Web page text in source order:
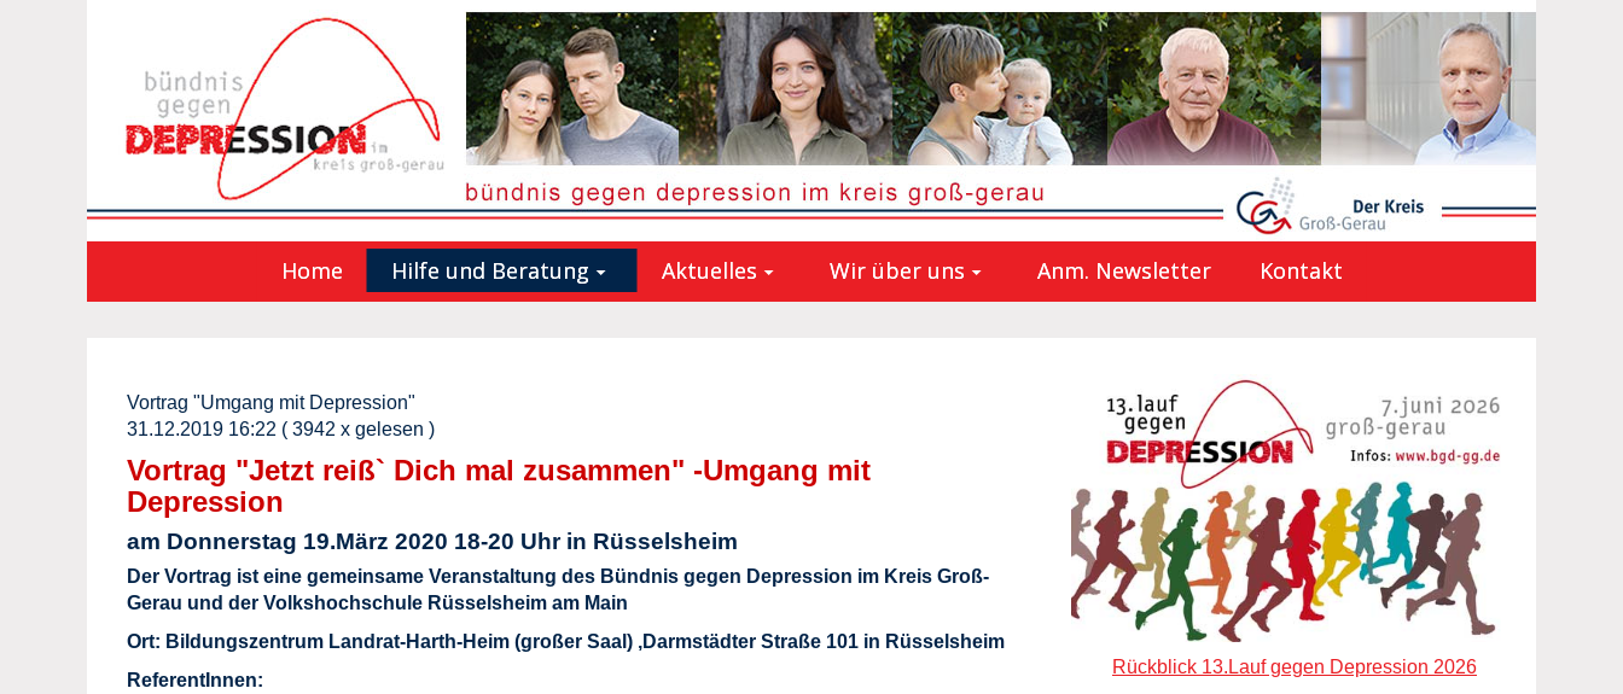
Home Hilfe und Beratung Aktuelles Wir über uns Anm. Newsletter Kontakt
Vortrag "Umgang mit Depression"
31.12.2019 16:22 ( 3942 x gelesen )
Vortrag "Jetzt reiß` Dich mal zusammen" -Umgang mit
Depression
am Donnerstag 19.März 2020 18-20 Uhrin Rüsselsheim
Der Vortrag ist eine gemeinsame Veranstaltung des Bündnis gegen Depression im Kreis Groß-
Gerau und der Volkshochschule Rüsselsheim am Main
Ort: Bildungszentrum Landrat-Harth-Heim (großer Saal) ,Darmstädter Straße 101 in Rüsselsheim
ReferentInnen:
Rückblick 13.Lauf gegen Depression 2026